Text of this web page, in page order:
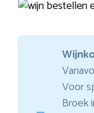
Voor
Broek